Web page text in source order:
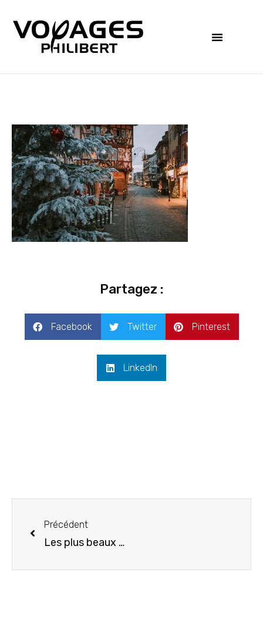
Partagez :
Facebook Twitter Pinterest
LinkedIn
Précédent
Les plus beaux marchés de Noël en Alsace